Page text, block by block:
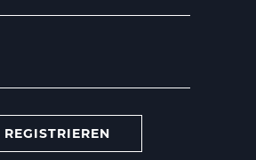
REGISTRIEREN